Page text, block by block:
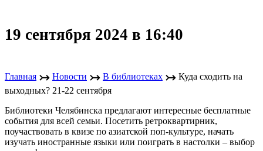
19 сентября 2024 в 16:40
Главная ↣ Новости ↣ В библиотеках ↣ Куда сходить на
выходных? 21-22 сентября
Библиотеки Челябинска предлагают интересные бесплатные
события для всей семьи. Посетить ретроквартирник,
поучаствовать в квизе по азиатской поп-культуре, начать
изучать иностранные языки или поиграть в настолки – выбор